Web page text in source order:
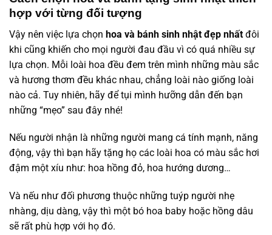
hợp với từng đối tượng
Vậy nên việc lựa chọn hoa và bánh sinh nhật đẹp nhất đôi
khi cũng khiến cho mọi người đau đầu vì có quá nhiều sự
lựa chọn. Mỗi loài hoa đều đem trên mình những màu sắc
và hương thơm đều khác nhau, chẳng loài nào giống loài
nào cả. Tuy nhiên, hãy để tụi mình hưỡng dẫn đến bạn
những “mẹo” sau đây nhé!
Nếu người nhận là những người mang cá tính mạnh, năng
động, vậy thì bạn hãy tặng họ các loài hoa có màu sắc hơi
đậm một xíu như: hoa hồng đỏ, hoa hướng dương…
Và nếu như đối phương thuộc những tuýp người nhẹ
nhàng, dịu dàng, vậy thì một bó hoa baby hoặc hồng dâu
sẽ rất phù hợp với họ đó.